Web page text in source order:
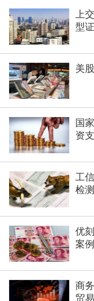
上
型
美
国
资
工
检
优
案例
商
贸